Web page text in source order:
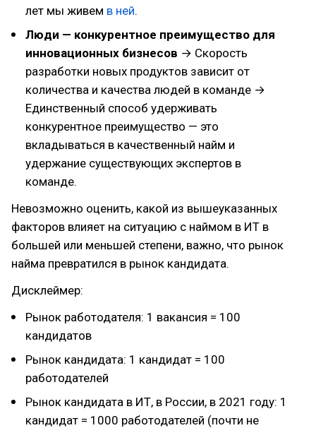
лет мы живем в ней.
Люди — конкурентное преимущество для
инновационных бизнесов → Скорость
разработки новых продуктов зависит от
количества и качества людей в команде →
Единственный способ удерживать
конкурентное преимущество — это
вкладываться в качественный найм и
удержание существующих экспертов в
команде.
Невозможно оценить, какой из вышеуказанных
факторов влияет на ситуацию с наймом в ИТ в
большей или меньшей степени, важно, что рынок
найма превратился в рынок кандидата.
Дисклеймер:
Рынок работодателя: 1 вакансия = 100
кандидатов
Рынок кандидата: 1 кандидат = 100
работодателей
Рынок кандидата в ИТ, в России, в 2021 году: 1
кандидат = 1000 работодателей (почти не